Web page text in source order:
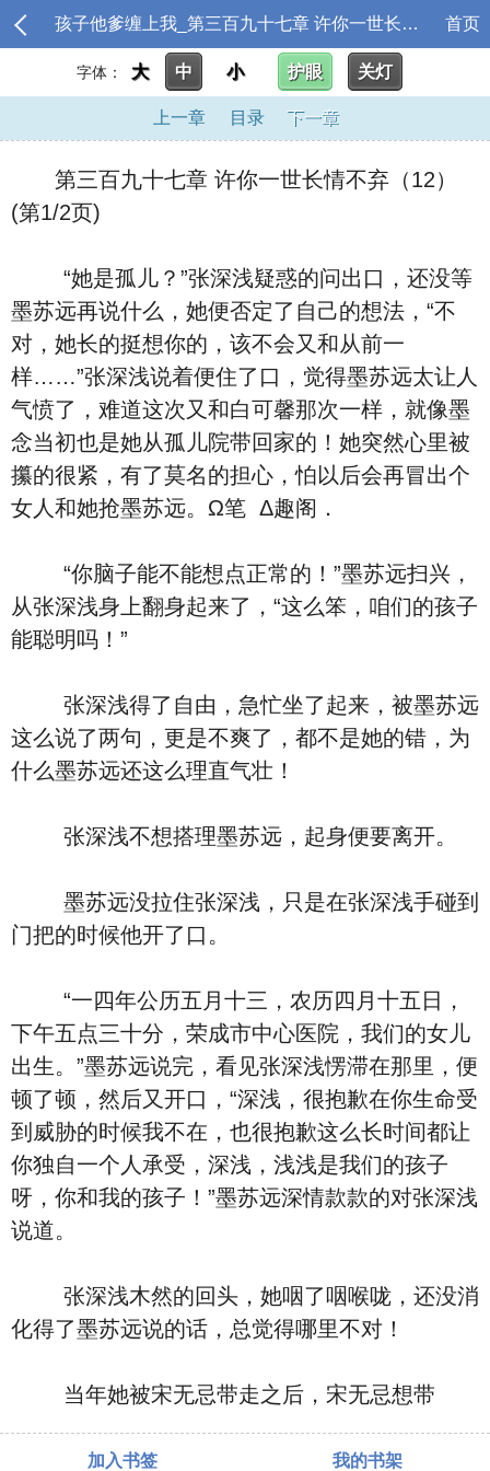
孩子他爹缠上我_第三百九十七章 许你一世长情不弃（12） 首页
字体： 大 中 小 护眼 关灯
上一章 目录 下一章
第三百九十七章 许你一世长情不弃（12）
(第1/2页)
“她是孤儿？”张深浅疑惑的问出口，还没等
墨苏远再说什么，她便否定了自己的想法，“不
对，她长的挺想你的，该不会又和从前一
样……”张深浅说着便住了口，觉得墨苏远太让人
气愤了，难道这次又和白可馨那次一样，就像墨
念当初也是她从孤儿院带回家的！她突然心里被
攥的很紧，有了莫名的担心，怕以后会再冒出个
女人和她抢墨苏远。Ω笔 Δ趣阁．
“你脑子能不能想点正常的！”墨苏远扫兴，
从张深浅身上翻身起来了，“这么笨，咱们的孩子
能聪明吗！”
张深浅得了自由，急忙坐了起来，被墨苏远
这么说了两句，更是不爽了，都不是她的错，为
什么墨苏远还这么理直气壮！
张深浅不想搭理墨苏远，起身便要离开。
墨苏远没拉住张深浅，只是在张深浅手碰到
门把的时候他开了口。
“一四年公历五月十三，农历四月十五日，
下午五点三十分，荣成市中心医院，我们的女儿
出生。”墨苏远说完，看见张深浅愣滞在那里，便
顿了顿，然后又开口，“深浅，很抱歉在你生命受
到威胁的时候我不在，也很抱歉这么长时间都让
你独自一个人承受，深浅，浅浅是我们的孩子
呀，你和我的孩子！”墨苏远深情款款的对张深浅
说道。
张深浅木然的回头，她咽了咽喉咙，还没消
化得了墨苏远说的话，总觉得哪里不对！
当年她被宋无忌带走之后，宋无忌想带
加入书签 我的书架